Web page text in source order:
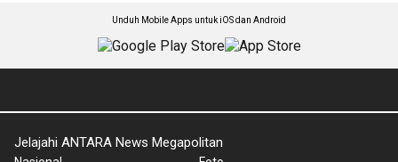
Unduh Mobile Apps untuk iOS dan Android
Jelajahi ANTARA News Megapolitan